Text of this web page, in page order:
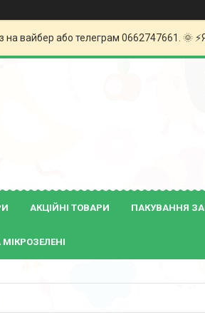
вайбер або телеграм 0662747661. 🌞
АКЦІЙНІ ТОВАРИ ПАКУВАННЯ